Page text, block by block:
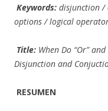
Keywords: disjunction /
options / logical
Title: When Do “Or”
Disjunction and
RESUMEN